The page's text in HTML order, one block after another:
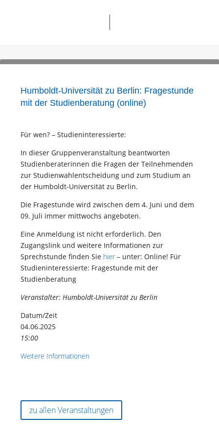
Humboldt-Universität zu Berlin: Fragestunde
mit der Studienberatung (online)
Für wen? – Studieninteressierte:
In dieser Gruppenveranstaltung beantworten
Studienberaterinnen die Fragen der Teilnehmenden
zur Studienwahlentscheidung und zum Studium an
der Humboldt-Universität zu Berlin.
Die Fragestunde wird zwischen dem 4. Juni und dem
09. Juli immer mittwochs angeboten.
Eine Anmeldung ist nicht erforderlich. Den
Zugangslink und weitere Informationen zur
Sprechstunde finden Sie hier – unter: Online! Für
Studieninteressierte: Fragestunde mit der
Studienberatung
Veranstalter: Humboldt-Universität zu Berlin
Datum/Zeit
04.06.2025
15:00
Weitere Informationen
zu allen Veranstaltungen